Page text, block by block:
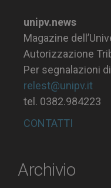
unipv.news
Magazine
Autorizzazione
Per segnalazioni
relest@unipv.it
tel. 0382.984223
CONTATTI
Archivio